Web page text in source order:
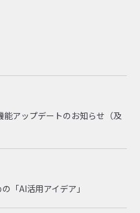
能アップデートのお知らせ（及
「AI活用アイデア」